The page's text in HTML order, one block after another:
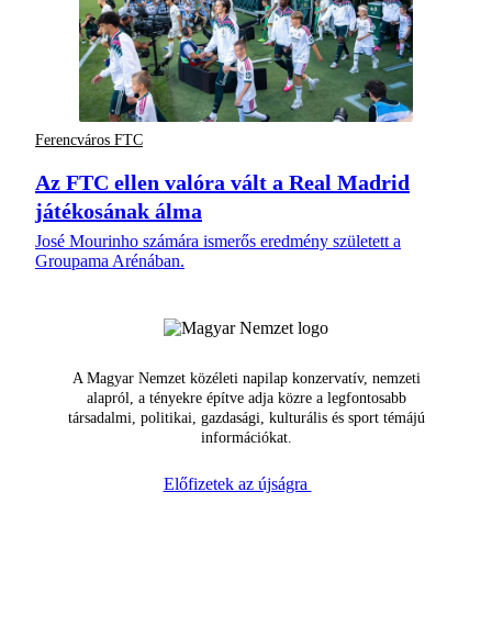
Ferencváros FTC
Az FTC ellen valóra vált a Real Madrid
játékosának álma
José Mourinho számára ismerős eredmény született a
Groupama Arénában.
A Magyar Nemzet közéleti napilap konzervatív, nemzeti
alapról, a tényekre építve adja közre a legfontosabb
társadalmi, politikai, gazdasági, kulturális és sport témájú
információkat.
Előfizetek az újságra